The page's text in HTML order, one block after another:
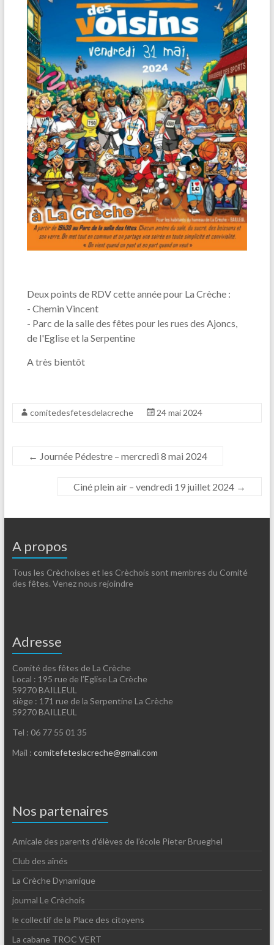
Deux points de RDV cette année pour La Crèche :
- Chemin Vincent
- Parc de la salle des fêtes pour les rues des Ajoncs,
de l'Eglise et la Serpentine
A très bientôt
comitedesfetesdelacreche 24 mai 2024
← Journée Pédestre – mercredi 8 mai 2024
Ciné plein air – vendredi 19 juillet 2024 →
A propos
Tous les Crèchoises et les Crèchois sont membres du Comité
des fêtes. Venez nous rejoindre
Adresse
Comité des fêtes de La Crèche
Local : 195 rue de l’Eglise La Crèche
59270 BAILLEUL
siège : 171 rue de la Serpentine La Crèche
59270 BAILLEUL
Tel : 06 77 55 01 35
Mail : comitefeteslacreche@gmail.com
Nos partenaires
Amicale des parents d’élèves de l’école Pieter Brueghel
Club des aînés
La Crèche Dynamique
journal Le Crèchois
le collectif de la Place des citoyens
La cabane TROC VERT